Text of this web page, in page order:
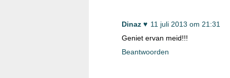
Dinaz ♥ 11 juli 2013 om 21:31
Geniet ervan meid!!!
Beantwoorden